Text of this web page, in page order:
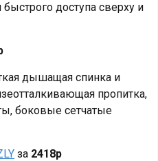
доступа сверху и
дышащая спинка и
пропитка,
боковые сетчатые
за 2418р